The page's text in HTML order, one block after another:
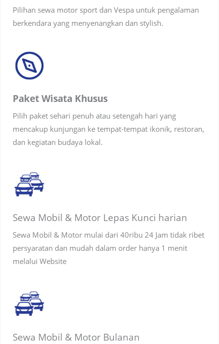
Pilihan sewa motor sport dan Vespa untuk pengalaman
berkendara yang menyenangkan dan stylish.
Paket Wisata Khusus
Pilih paket sehari penuh atau setengah hari yang
mencakup kunjungan ke tempat-tempat ikonik, restoran,
dan kegiatan budaya lokal.
Sewa Mobil & Motor Lepas Kunci harian
Sewa Mobil & Motor mulai dari 40ribu 24 Jam tidak ribet
persyaratan dan mudah dalam order hanya 1 menit
melalui Website
Sewa Mobil & Motor Bulanan